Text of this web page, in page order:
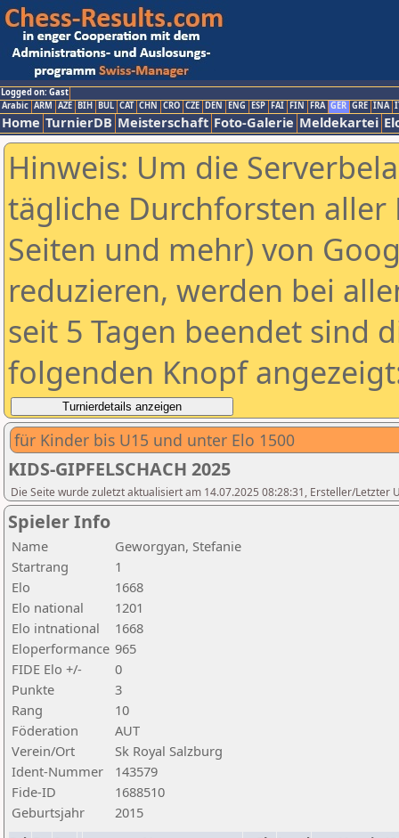
Logged on: Gast
Arabic ARM AZE BIH BUL CAT CHN CRO CZE DEN ENG ESP FAI FIN FRA GER GRE INA
Home TurnierDB Meisterschaft Foto-Galerie Meldekartei
Hinweis: Um die
tägliche Durchforsten aller
Seiten und mehr) von
reduzieren, werden bei
seit 5 Tagen beendet sind
folgenden Knopf
für Kinder bis U15 und unter Elo 1500
KIDS-GIPFELSCHACH 2025
Die Seite wurde zuletzt aktualisiert am 14.07.2025 08:28:31, Ersteller/Letzter
Spieler Info
Name
Geworgyan, Stefanie
Startrang
1
Elo
1668
Elo national
1201
Elo intnational
1668
Eloperformance 965
FIDE Elo +/-
0
Punkte
3
Rang
10
Föderation
AUT
Verein/Ort
Sk Royal Salzburg
Ident-Nummer
143579
Fide-ID
1688510
Geburtsjahr
2015